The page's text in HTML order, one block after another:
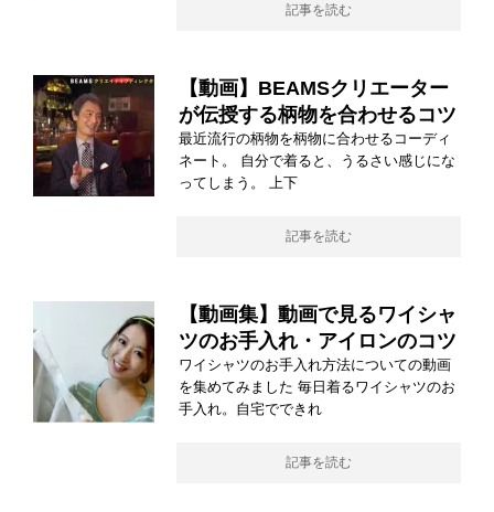
記事を読む
【動画】BEAMSクリエーター
が伝授する柄物を合わせるコツ
最近流行の柄物を柄物に合わせるコーディ
ネート。 自分で着ると、うるさい感じにな
ってしまう。 上下
記事を読む
【動画集】動画で見るワイシャ
ツのお手入れ・アイロンのコツ
ワイシャツのお手入れ方法についての動画
を集めてみました 毎日着るワイシャツのお
手入れ。自宅でできれ
記事を読む